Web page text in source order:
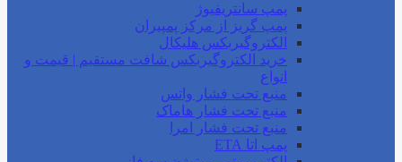
پمپ سانتریفیوژ
پمپ گریز از مرکز پمپیران
الکتروگیربکس هلیکال
خرید الکتروگیربکس شافت مستقیم | قیمت و
انواع
منبع تحت فشار واتس
منبع تحت فشار هاماک
منبع تحت فشار امرا
پمپ اتا ETA